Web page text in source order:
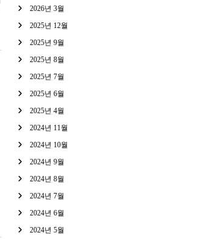
2026년 3월
2025년 12월
2025년 9월
2025년 8월
2025년 7월
2025년 6월
2025년 4월
2024년 11월
2024년 10월
2024년 9월
2024년 8월
2024년 7월
2024년 6월
2024년 5월